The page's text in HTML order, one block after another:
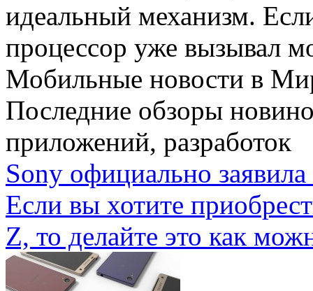
идеальный механизм.
процессор уже вызывал
Мобильные новости в
Последние обзоры
приложений, разработок
Sony официально
Если вы хотите
Z, то делайте это как